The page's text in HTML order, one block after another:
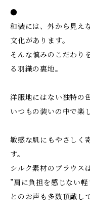
●
和装には、外から見え
文化があります。
そんな慎みのこだわり
る羽織の裏地。
洋服地にはない独特の
いつもの装いの中で楽
敏感な肌にもやさしく
す。
シルク素材のブラウス
”肩に負担を感じない
とのお声も多数頂戴し